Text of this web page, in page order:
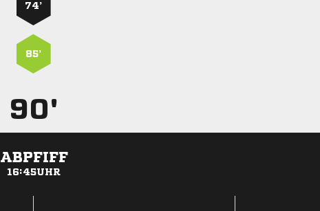
74’
85’
90'
ABPFIFF
16:45UHR